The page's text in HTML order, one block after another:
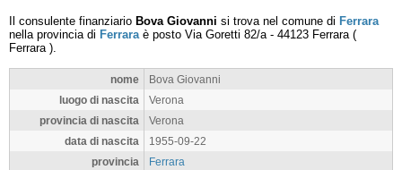
Il consulente finanziario Bova Giovanni si trova nel comune di Ferrara
nella provincia di Ferraraè posto Via Goretti 82/a- 44123 Ferrara(
Ferrara).
nome
Bova Giovanni
luogo di nascita
Verona
provincia di nascita
Verona
data di nascita
1955-09-22
provincia
Ferrara